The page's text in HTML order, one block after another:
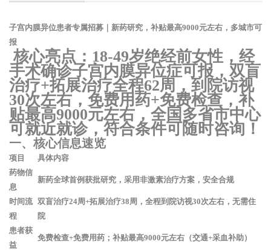
子宫内膜异位患者专属招募｜新药研究，补贴最高9000元左右，多城市可
报
核心亮点：18-49岁绝经前女性，经
手术确诊子宫内膜异位症可报，双盲
治疗+拓展治疗全程62周，到院访视
30次左右，免费用药+免费检查，补
贴最高9000元左右，全国多省市中心
可就近就诊，符合条件可随时咨询！
一、核心信息速览
项目
具体内容
药物信
息
新药全球首例获批研究，采用非激素治疗方案，安全合规
时间流
程
双盲治疗24周+拓展治疗38周，全程到院访视30次左右，无需住
院
患者获
益
免费检查+免费用药；补贴最高9000元左右 （交通+采血补助）